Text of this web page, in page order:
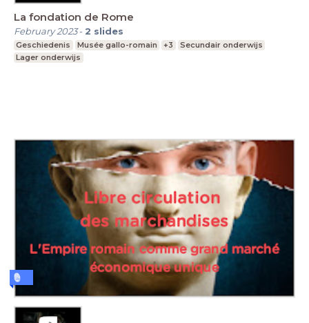
La fondation de Rome
February 2023- 2 slides
Geschiedenis Musée gallo-romain +3
Secundair onderwijs
Lager onderwijs